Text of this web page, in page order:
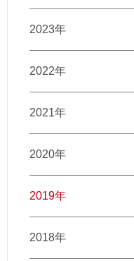
2023年
2022年
2021年
2020年
2019年
2018年